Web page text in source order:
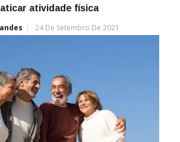
atividade física
24 De Setembro De 2021